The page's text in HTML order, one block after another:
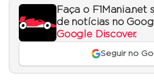
Faça o
de notícias no
Google Discover.
Seguir no